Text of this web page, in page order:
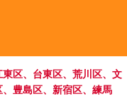
区、台東区、荒川区、文
豊島区、新宿区、練馬